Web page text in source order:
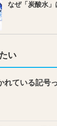
なぜ「炭酸水」
い
れている記号